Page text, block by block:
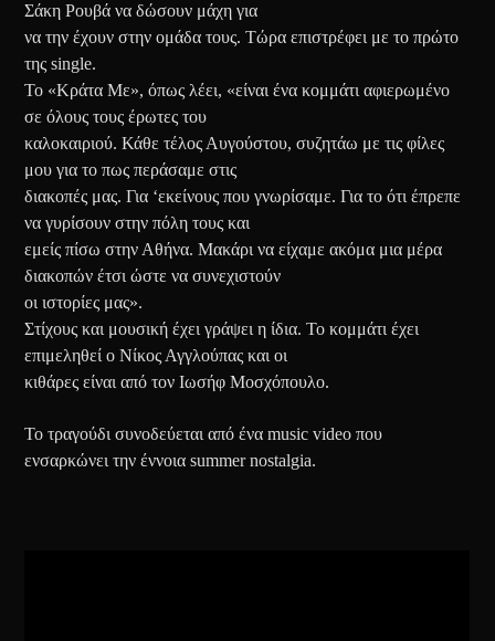
Σάκη Ρουβά να δώσουν μάχη για
να την έχουν στην ομάδα τους. Τώρα επιστρέφει με το πρώτο
της single.
Το «Κράτα Με», όπως λέει, «είναι ένα κομμάτι αφιερωμένο
σε όλους τους έρωτες του
καλοκαιριού. Κάθε τέλος Αυγούστου, συζητάω με τις φίλες
μου για το πως περάσαμε στις
διακοπές μας. Για ‘εκείνους που γνωρίσαμε. Για το ότι έπρεπε
να γυρίσουν στην πόλη τους και
εμείς πίσω στην Αθήνα. Μακάρι να είχαμε ακόμα μια μέρα
διακοπών έτσι ώστε να συνεχιστούν
οι ιστορίες μας».
Στίχους και μουσική έχει γράψει η ίδια. Το κομμάτι έχει
επιμεληθεί ο Νίκος Αγγλούπας και οι
κιθάρες είναι από τον Ιωσήφ Μοσχόπουλο.
Το τραγούδι συνοδεύεται από ένα music video που
ενσαρκώνει την έννοια summer nostalgia.